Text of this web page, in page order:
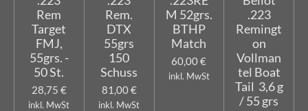
Rem
Target
FMJ,
55grs. -
50 St.
28,75 €
inkl. MwSt
Rem.
DTX
55grs
150
Schuss
81,00 €
inkl. MwSt
M 52grs.
BTHP
Match
60,00 €
inkl. MwSt
.223
Remingt
on
Vollman
tel Boat
Tail 3,6 g
/ 55 grs